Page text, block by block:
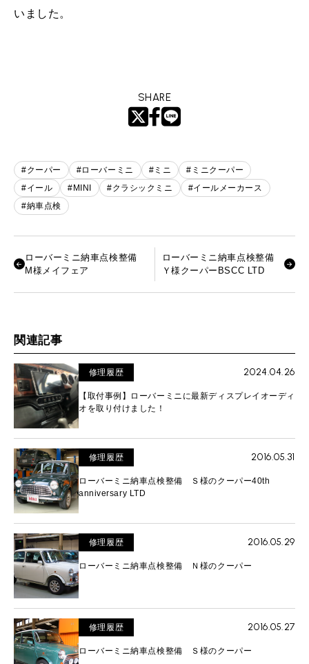
いました。
SHARE
#クーパー #ローバーミニ #ミニ
#ミニクーパー
#イール
#MINI #クラシックミニ
#イールメーカース
#納車点検
ローバーミニ納車点検整備
M様メイフェア
ローバーミニ納車点検整備
Ｙ様クーパーBSCC LTD
関連記事
修理履歴 2024.04.26
【取付事例】ローバーミニに最新ディスプレイオーディ
オを取り付けました！
修理履歴 2016.05.31
ローバーミニ納車点検整備 Ｓ様のクーパー40th
anniversary LTD
修理履歴 2016.05.29
ローバーミニ納車点検整備 Ｎ様のクーパー
修理履歴 2016.05.27
ローバーミニ納車点検整備 Ｓ様のクーパー